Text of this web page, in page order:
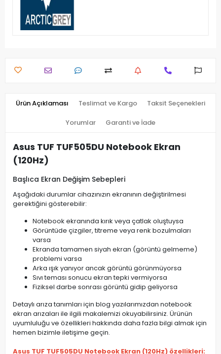
Ürün Açıklaması Teslimat ve Kargo Taksit Seçenekleri
Yorumlar Garanti ve İade
Asus TUF TUF505DU Notebook Ekran
(120Hz)
Başlıca Ekran Değişim Sebepleri
Aşağıdaki durumlar cihazınızın ekranının değiştirilmesi
gerektiğini gösterebilir:
Notebook ekranında kırık veya çatlak oluştuysa
Görüntüde çizgiler, titreme veya renk bozulmaları
varsa
Ekranda tamamen siyah ekran (görüntü gelmeme)
problemi varsa
Arka ışık yanıyor ancak görüntü görünmüyorsa
Sıvı teması sonucu ekran tepki vermiyorsa
Fiziksel darbe sonrası görüntü gidip geliyorsa
Detaylı arıza tanımları için blog yazılarımızdan notebook
ekran arızaları ile ilgili makalemizi okuyabilirsiniz. Ürünün
uyumluluğu ve özellikleri hakkında daha fazla bilgi almak için
hemen bizimle iletişime geçin.
Asus TUF TUF505DU Notebook Ekran (120Hz) özellikleri: